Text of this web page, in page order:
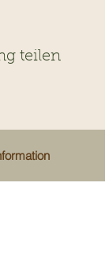
teilen